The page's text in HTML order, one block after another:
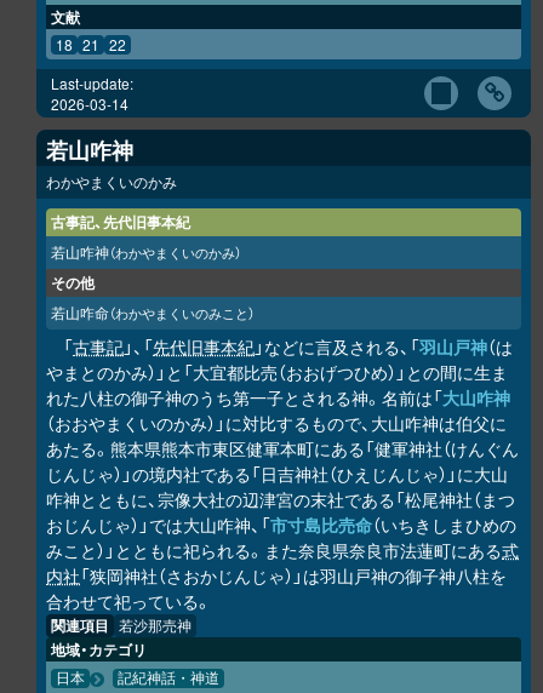
文献
18 21 22
Last-update:
2026-03-14
若山咋神
わかやまくいのかみ
古事記、先代旧事本紀
若山咋神（わかやまくいのかみ）
その他
若山咋命（わかやまくいのみこと）
「古事記」、「先代旧事本紀」などに言及される、「羽山戸神（は
やまとのかみ）」と「大宜都比売（おおげつひめ）」との間に生ま
れた八柱の御子神のうち第一子とされる神。名前は「大山咋神
（おおやまくいのかみ）」に対比するもので、大山咋神は伯父に
あたる。熊本県熊本市東区健軍本町にある「健軍神社（けんぐん
じんじゃ）」の境内社である「日吉神社（ひえじんじゃ）」に大山
咋神とともに、宗像大社の辺津宮の末社である「松尾神社（まつ
おじんじゃ）」では大山咋神、「市寸島比売命（いちきしまひめの
みこと）」とともに祀られる。また奈良県奈良市法蓮町にある式
内社「狭岡神社（さおかじんじゃ）」は羽山戸神の御子神八柱を
合わせて祀っている。
関連項目 若沙那売神
地域・カテゴリ
日本 記紀神話・神道